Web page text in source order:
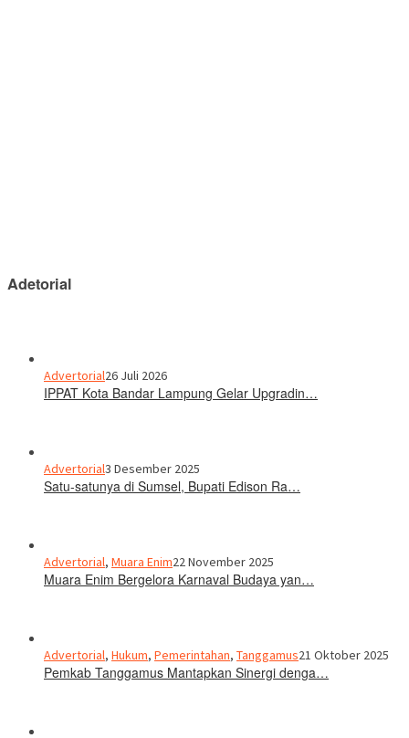
Adetorial
Advertorial26 Juli 2026
IPPAT Kota Bandar Lampung Gelar Upgradin…
Advertorial3 Desember 2025
Satu-satunya di Sumsel, Bupati Edison Ra…
Advertorial, Muara Enim22 November 2025
Muara Enim Bergelora Karnaval Budaya yan…
Advertorial, Hukum, Pemerintahan, Tanggamus21 Oktober 2025
Pemkab Tanggamus Mantapkan Sinergi denga…